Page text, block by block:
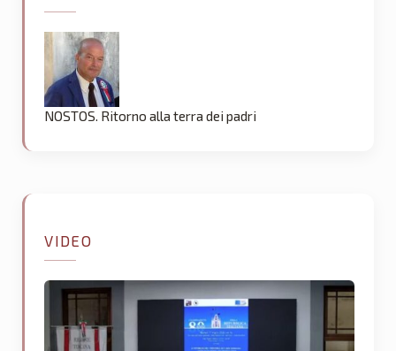
NOSTOS. Ritorno alla terra dei padri
VIDEO